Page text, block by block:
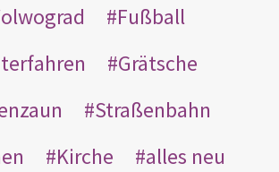
Fußball
Grätsche
Straßenbahn
Kirche
alles neu